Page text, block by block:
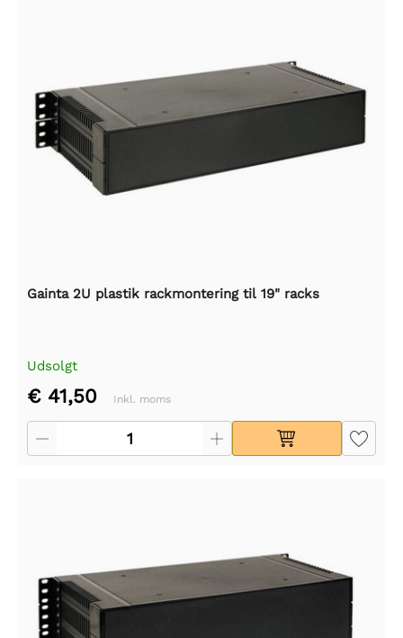
Gainta 2U plastik rackmontering til 19" racks
Udsolgt
€ 41,50 Inkl. moms